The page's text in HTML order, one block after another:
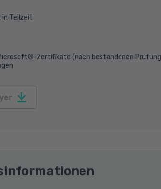
in Teilzeit
Zertifikate (nach bestandenen